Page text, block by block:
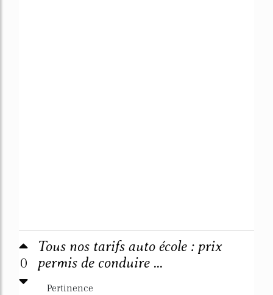
0
Tous nos tarifs auto école : prix
permis de conduire ...
Pertinence